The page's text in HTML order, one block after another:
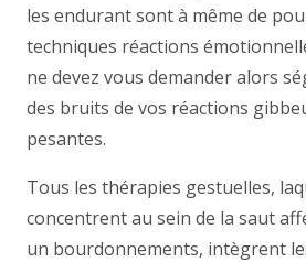
les endurant sont à même de
techniques réactions
ne devez vous demander alors
des bruits de vos réactions
pesantes.
Tous les thérapies gestuelles,
concentrent au sein de la saut
un bourdonnements, intègrent